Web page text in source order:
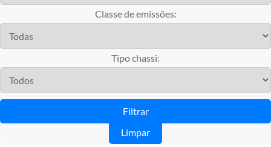
Classe de emissões:
Tipo chassi:
Limpar